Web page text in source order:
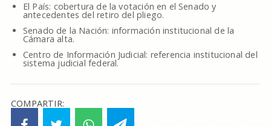
El País: cobertura de la votación en el Senado y
antecedentes del retiro del pliego.
Senado de la Nación: información institucional de la
Cámara alta.
Centro de Información Judicial: referencia institucional del
sistema judicial federal.
COMPARTIR: